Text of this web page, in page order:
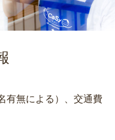
有無による）、交通費